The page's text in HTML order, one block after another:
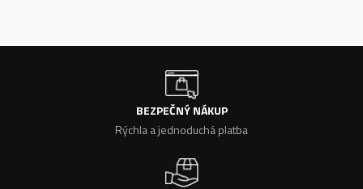
BEZPEČNÝ NÁKUP
Rýchla a jednoduchá platba